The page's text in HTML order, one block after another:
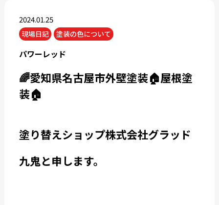
2024.01.25
現場日記 塗装の色について
パワーレッド
🌈愛知県名古屋市外壁塗装🏠屋根塗
装🏠
塗り替えショップ株式会社グラッド
九鬼と申します。